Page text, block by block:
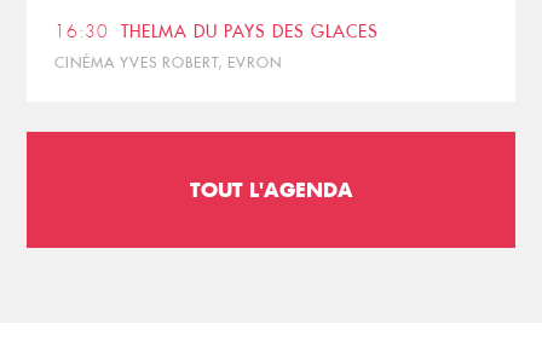
16:30 THELMA DU PAYS DES GLACES
CINÉMA YVES ROBERT, EVRON
TOUT L'AGENDA